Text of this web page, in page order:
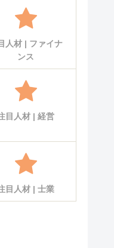
人材 | ファイナ
ンス
目人材 | 経営
目人材 | 士業